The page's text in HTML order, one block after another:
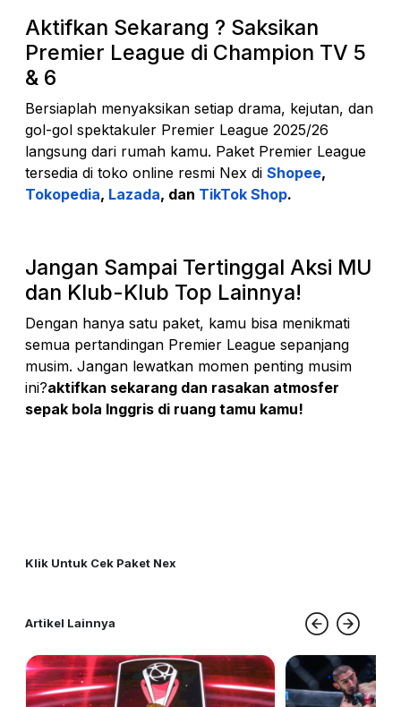
Aktifkan Sekarang ? Saksikan
Premier League di Champion TV 5
& 6
Bersiaplah menyaksikan setiap drama, kejutan, dan
gol-gol spektakuler Premier League 2025/26
langsung dari rumah kamu. Paket Premier League
tersedia di toko online resmi Nex di Shopee,
Tokopedia, Lazada, dan TikTok Shop.
Jangan Sampai Tertinggal Aksi MU
dan Klub-Klub Top Lainnya!
Dengan hanya satu paket, kamu bisa menikmati
semua pertandingan Premier League sepanjang
musim. Jangan lewatkan momen penting musim
ini?aktifkan sekarang dan rasakan atmosfer
sepak bola Inggris di ruang tamu kamu!
Klik Untuk Cek Paket Nex
Artikel Lainnya